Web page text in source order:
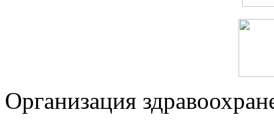
Организация